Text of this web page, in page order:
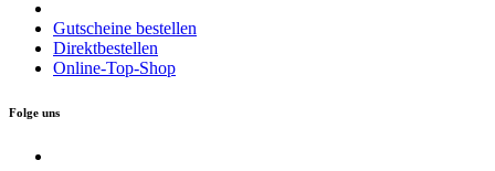
Gutscheine bestellen
Direktbestellen
Online-Top-Shop
Folge uns